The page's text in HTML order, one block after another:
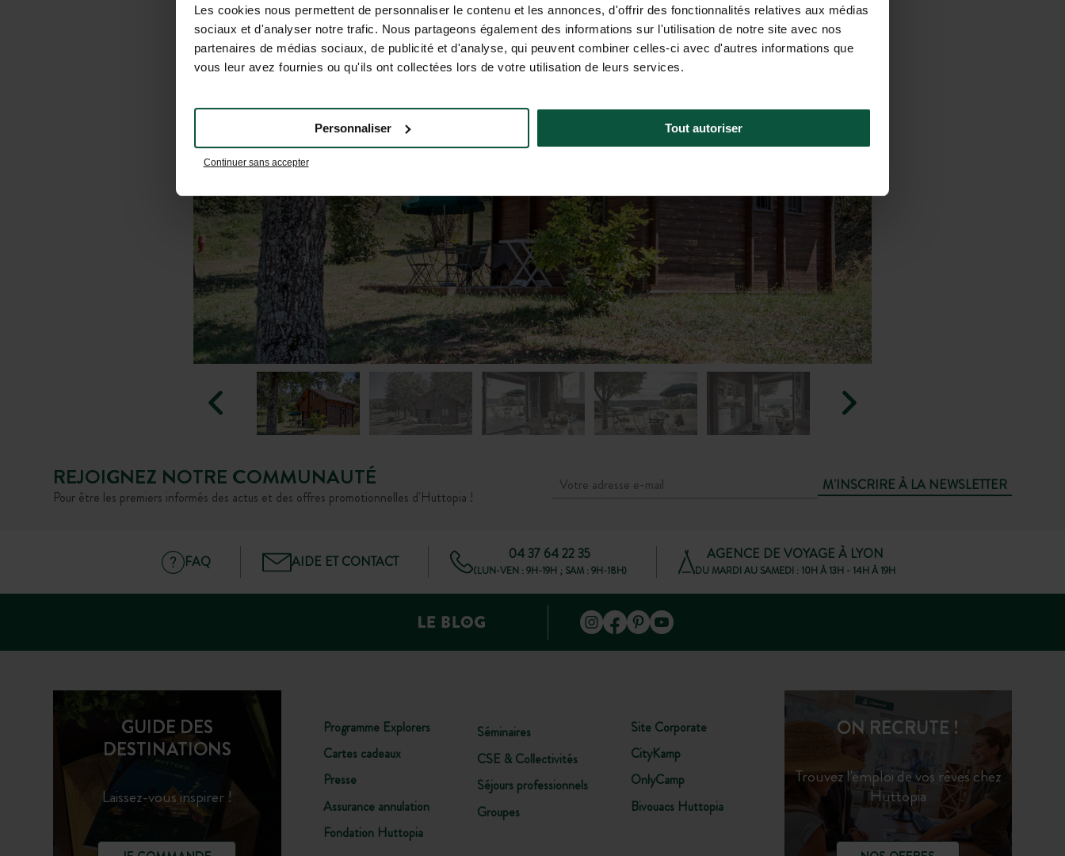
Les cookies nous permettent de personnaliser le contenu et les annonces, d'offrir des fonctionnalités relatives aux médias
sociaux et d'analyser notre trafic. Nous partageons également des informations sur l'utilisation de notre site avec nos
partenaires de médias sociaux, de publicité et d'analyse, qui peuvent combiner celles-ci avec d'autres informations que
vous leur avez fournies ou qu'ils ont collectées lors de votre utilisation de leurs services.
Continuer sans accepter
Personnaliser Tout autoriser
REJOIGNEZ NOTRE COMMUNAUTÉ
Pour être les premiers informés des actus et des offres promotionnelles d'Huttopia !
M'INSCRIRE À LA NEWSLETTER
FAQ AIDE ET CONTACT 04 37 64 22 35
(LUN-VEN : 9H-19H ; SAM : 9H-18H)
AGENCE DE VOYAGE À LYON
DU MARDI AU SAMEDI : 10H À 13H - 14H À 19H
GUIDE DES
DESTINATIONS
Laissez-vous inspirer !
Programme Explorers
Cartes cadeaux
Presse
Assurance annulation
Fondation Huttopia
Séminaires
CSE & Collectivités
Séjours professionnels
Groupes
Site Corporate
CityKamp
OnlyCamp
Bivouacs Huttopia
ON RECRUTE !
Trouvez l'emploi de vos rêves chez
Huttopia